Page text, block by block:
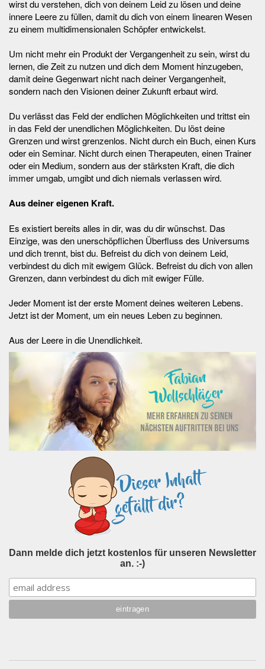
wirst du verstehen, dich von deinem Leid zu lösen und deine
innere Leere zu füllen, damit du dich von einem linearen Wesen
zu einem multidimensionalen Schöpfer entwickelst.
Um nicht mehr ein Produkt der Vergangenheit zu sein, wirst du
lernen, die Zeit zu nutzen und dich dem Moment hinzugeben,
damit deine Gegenwart nicht nach deiner Vergangenheit,
sondern nach den Visionen deiner Zukunft erbaut wird.
Du verlässt das Feld der endlichen Möglichkeiten und trittst ein
in das Feld der unendlichen Möglichkeiten. Du löst deine
Grenzen und wirst grenzenlos. Nicht durch ein Buch, einen Kurs
oder ein Seminar. Nicht durch einen Therapeuten, einen Trainer
oder ein Medium, sondern aus der stärksten Kraft, die dich
immer umgab, umgibt und dich niemals verlassen wird.
Aus deiner eigenen Kraft.
Es existiert bereits alles in dir, was du dir wünschst. Das
Einzige, was den unerschöpflichen Überfluss des Universums
und dich trennt, bist du. Befreist du dich von deinem Leid,
verbindest du dich mit ewigem Glück. Befreist du dich von allen
Grenzen, dann verbindest du dich mit ewiger Fülle.
Jeder Moment ist der erste Moment deines weiteren Lebens.
Jetzt ist der Moment, um ein neues Leben zu beginnen.
Aus der Leere in die Unendlichkeit.
Dann melde dich jetzt kostenlos für unseren Newsletter
an. :-)